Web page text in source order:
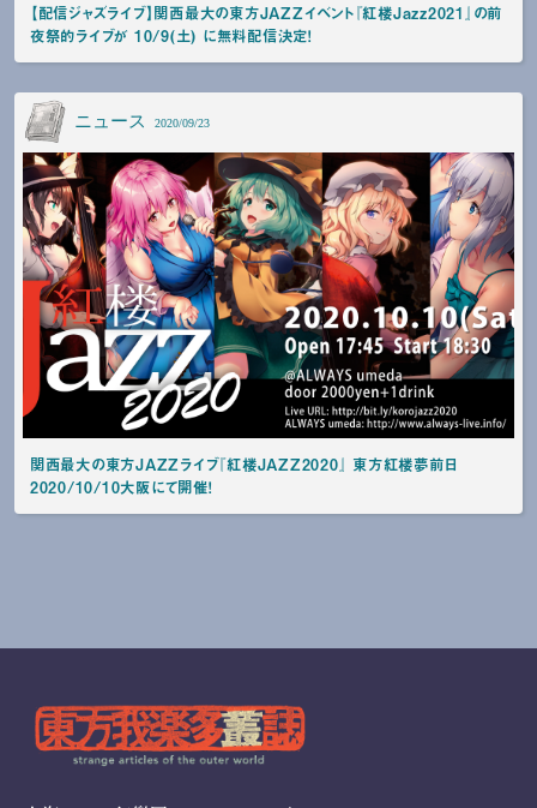
【配信ジャズライブ】関西最大の東方JAZZイベント『紅楼Jazz2021』の前
夜祭的ライブが 10/9(土) に無料配信決定！
ニュース 2020/09/23
関西最大の東方JAZZライブ『紅楼JAZZ2020』 東方紅楼夢前日
2020/10/10大阪にて開催！